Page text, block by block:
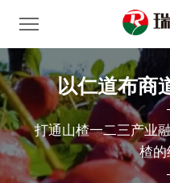
瑞
以仁道布商
打通山楂一二三产业
楂的